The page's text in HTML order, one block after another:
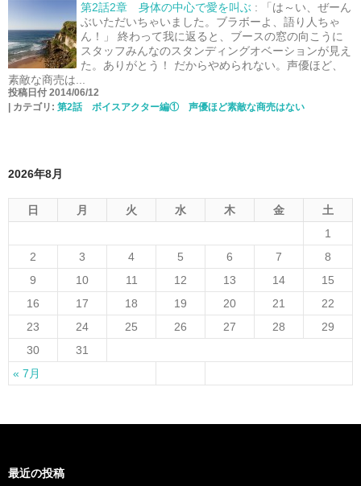
第2話2章 身体の中心で愛を叫ぶ :
「は～い、ぜーん
ぶいただいちゃいました。ブラボーよ、語り人ちゃ
ん！」 終わって我に返ると、ブースの窓の向こうに
スタッフみんなのスタンディングオベーションが見え
た。ありがとう！ だからやめられない。声優ほど、
素敵な商売は...
投稿日付 2014/06/12
カテゴリ: 第2話 ボイスアクター編① 声優ほど素敵な商売はない
2026年8月
日 月 火 水 木 金 土
« 7月
1
2
3 4 5 6 7
8
9
10 11 12 13 14
15
16
17 18 19 20 21
22
23
24 25 26 27 28
29
30
31
最近の投稿